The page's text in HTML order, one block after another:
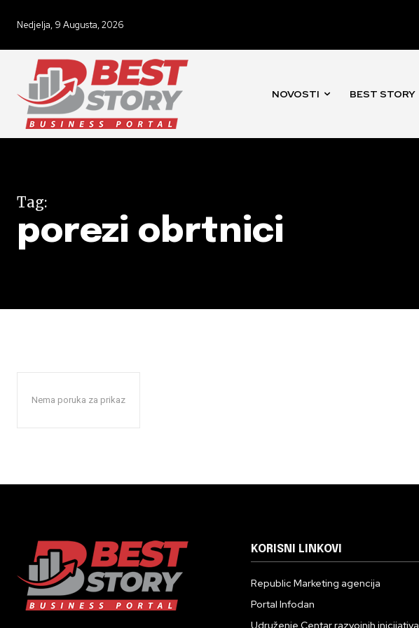
Nedjelja, 9 Augusta, 2026
NOVOSTI BEST STORY
Tag:
porezi obrtnici
Nema poruka za prikaz
KORISNI LINKOVI
Republic Marketing agencija
Portal Infodan
Udruženje Centar razvojnih inicijativa